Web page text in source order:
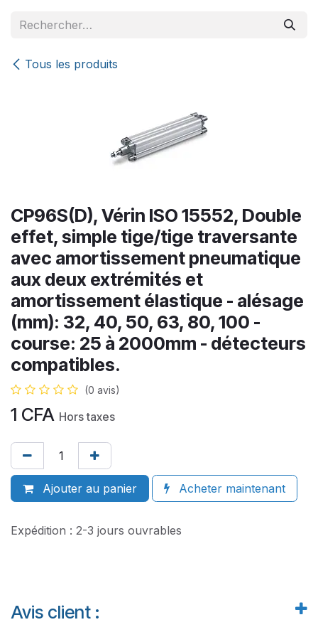
Tous les produits
CP96S(D), Vérin ISO 15552, Double
effet, simple tige/tige traversante
avec amortissement pneumatique
aux deux extrémités et
amortissement élastique - alésage
(mm): 32, 40, 50, 63, 80, 100 -
course: 25 à 2000mm - détecteurs
compatibles.
(0 avis)
1 CFA Hors taxes
Ajouter au panier Acheter maintenant
Expédition : 2-3 jours ouvrables
Avis client :